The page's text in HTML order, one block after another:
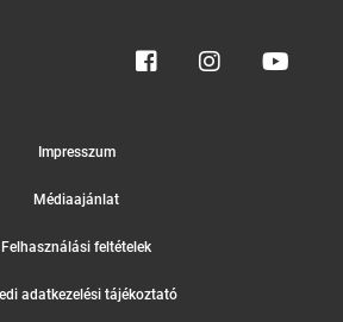
Impresszum
Médiaajánlat
Felhasználási feltételek
adatkezelési tájékoztató